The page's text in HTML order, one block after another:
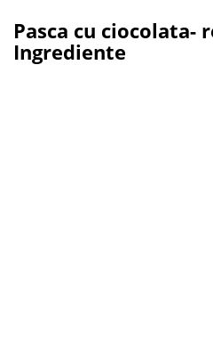
Pasca cu ciocolata-
Ingrediente